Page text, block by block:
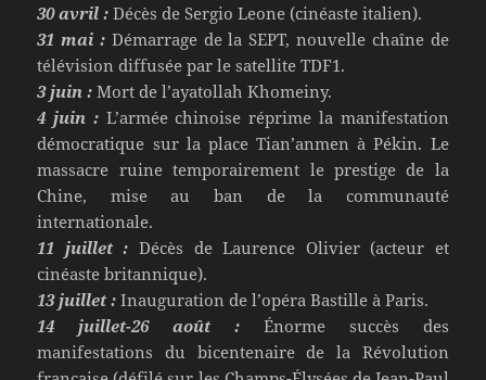
30 avril : Décès de Sergio Leone (cinéaste italien).
31 mai : Démarrage de la SEPT, nouvelle chaîne de
télévision diffusée par le satellite TDF1.
3 juin : Mort de l’ayatollah Khomeiny.
4 juin : L’armée chinoise réprime la manifestation
démocratique sur la place Tian’anmen à Pékin. Le
massacre ruine temporairement le prestige de la
Chine, mise au ban de la communauté
internationale.
11 juillet : Décès de Laurence Olivier (acteur et
cinéaste britannique).
13 juillet : Inauguration de l’opéra Bastille à Paris.
14 juillet-26 août :
Énorme succès des
manifestations du bicentenaire de la Révolution